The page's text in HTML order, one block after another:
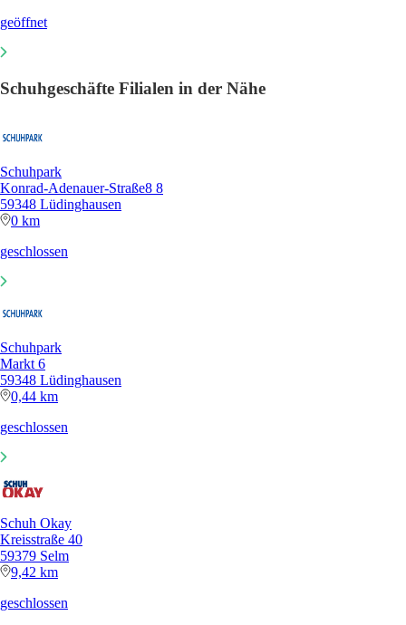
geöffnet
Schuhgeschäfte Filialen in der Nähe
Schuhpark
Konrad-Adenauer-Straße8 8
59348 Lüdinghausen
0 km
geschlossen
Schuhpark
Markt 6
59348 Lüdinghausen
0,44 km
geschlossen
Schuh Okay
Kreisstraße 40
59379 Selm
9,42 km
geschlossen